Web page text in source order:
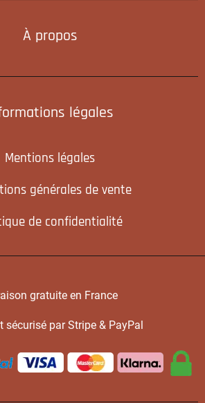
À propos
légales
Mentions légales
générales de vente
de confidentialité
gratuite en France
sécurisé par Stripe & PayPal